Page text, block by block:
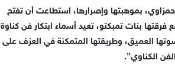
حمزاوي، بموهبتها وإصرارها، استطاعت أن تفتح
بنات تمبكتو، تعيد أسماء ابتكار فن كناوة
العميق، وطريقتها المتمكنة في العزف على
الكناوي”.